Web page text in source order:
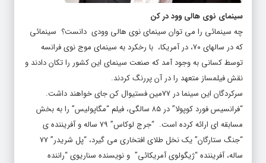
سینمای نوی هالی وود در کن
چه سینمائی را می توان سینمای نوی هالی وودی دانست؟ سینمائی
که در سالهای ۷۰، در آمریکا، با رخکرد به سینمای موج نوی فرانسه
توسط کسانی به وجود آمد که صنعت سینمای این کشور را تکان دادند و
نقش فیلمساز متعهد را در آن پررنگ کردند.
سرکردگان این سینما در ۷۷مین فستیوال کن جای خواهند داشت.
“فرانسیس فورد کوپولا” در ۸۵ سالگی، فیلم “مگاپولیس” را به بخش
مسابقه ای ارائه کرده است. “جرج لوکاس” ۷۹ ساله و آفریننده ی
“جنگ ستارگان” یک نخل طلای افتخاری می گیرد، “پل شریدر” ۷۷
ساله، آفریننده “ژیگولوی آمریکائی” و نویسنده سناریوی “راننده